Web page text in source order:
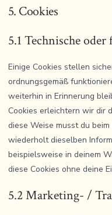
5. Cookies
5.1 Technische
Einige Cookies stellen
ordnungsgemäß
weiterhin in Erinnerung
Cookies erleichtern wir dir
diese Weise musst du
wiederholt dieselben
beispielsweise in deinem
diese Cookies ohne deine
5.2 Marketing- /